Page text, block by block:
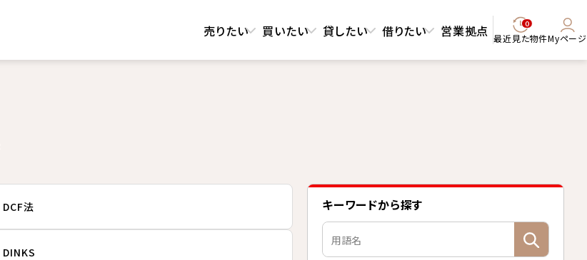
売りたい 買いたい 貸したい 借りたい 営業拠点 0
最近見た物件Myページ
キーワードから探す
DCF法
DINKS